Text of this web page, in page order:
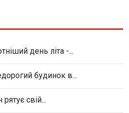
день літа -...
будинок в...
свій...